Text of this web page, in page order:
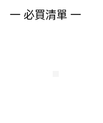
一 必買清單 一